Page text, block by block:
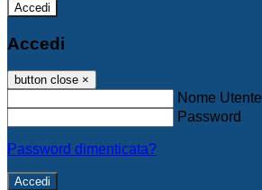
Accedi
Accedi
button close ×
Nome Utente
Password
Password dimenticata?